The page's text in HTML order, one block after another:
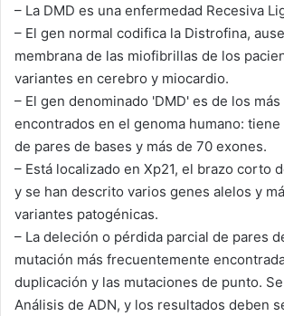
– La DMD es una enfermedad Recesiva
– El gen normal codifica la Distrofina,
membrana de las miofibrillas de los
variantes en cerebro y miocardio.
– El gen denominado 'DMD' es de los
encontrados en el genoma humano:
de pares de bases y más de 70 exones.
– Está localizado en Xp21, el brazo corto
y se han descrito varios genes alelos y
variantes patogénicas.
– La deleción o pérdida parcial de pares
mutación más frecuentemente
duplicación y las mutaciones de punto.
Análisis de ADN, y los resultados deben